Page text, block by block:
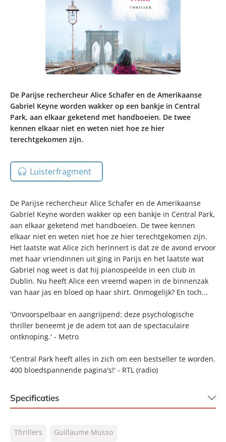
De Parijse rechercheur Alice Schafer en de Amerikaanse
Gabriel Keyne worden wakker op een bankje in Central
Park, aan elkaar geketend met handboeien. De twee
kennen elkaar niet en weten niet hoe ze hier
terechtgekomen zijn.
Luisterfragment
De Parijse rechercheur Alice Schafer en de Amerikaanse
Gabriel Keyne worden wakker op een bankje in Central Park,
aan elkaar geketend met handboeien. De twee kennen
elkaar niet en weten niet hoe ze hier terechtgekomen zijn.
Het laatste wat Alice zich herinnert is dat ze de avond ervoor
met haar vriendinnen uit ging in Parijs en het laatste wat
Gabriel nog weet is dat hij pianospeelde in een club in
Dublin. Nu heeft Alice een vreemd wapen in de binnenzak
van haar jas en bloed op haar shirt. Onmogelijk? En toch...
'Onvoorspelbaar en aangrijpend: deze psychologische
thriller beneemt je de adem tot aan de spectaculaire
ontknoping.' - Metro
'Central Park heeft alles in zich om een bestseller te worden.
400 bloedspannende pagina's!' - RTL (radio)
Specificaties
NUR:
332
Thrillers Guillaume Musso